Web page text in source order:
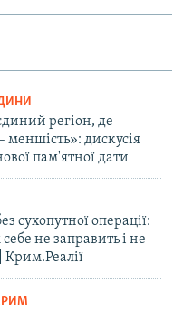
регіон, де
меншість»: дискусія
пам'ятної дати
сухопутної операції:
не заправить і не
Крим.Реалії